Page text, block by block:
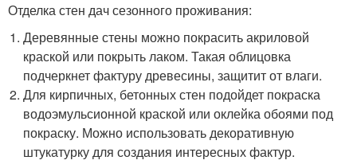
Отделка стен дач сезонного проживания:
Деревянные стены можно покрасить акриловой
краской или покрыть лаком. Такая облицовка
подчеркнет фактуру древесины, защитит от влаги.
Для кирпичных, бетонных стен подойдет покраска
водоэмульсионной краской или оклейка обоями под
покраску. Можно использовать декоративную
штукатурку для создания интересных фактур.